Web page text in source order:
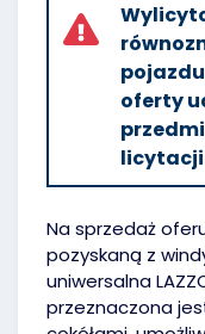
oferty
licytacji
Na sprzedaż
pozyskaną z
uniwersalna
przeznaczona